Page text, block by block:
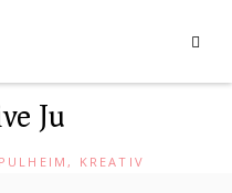
KREATIV